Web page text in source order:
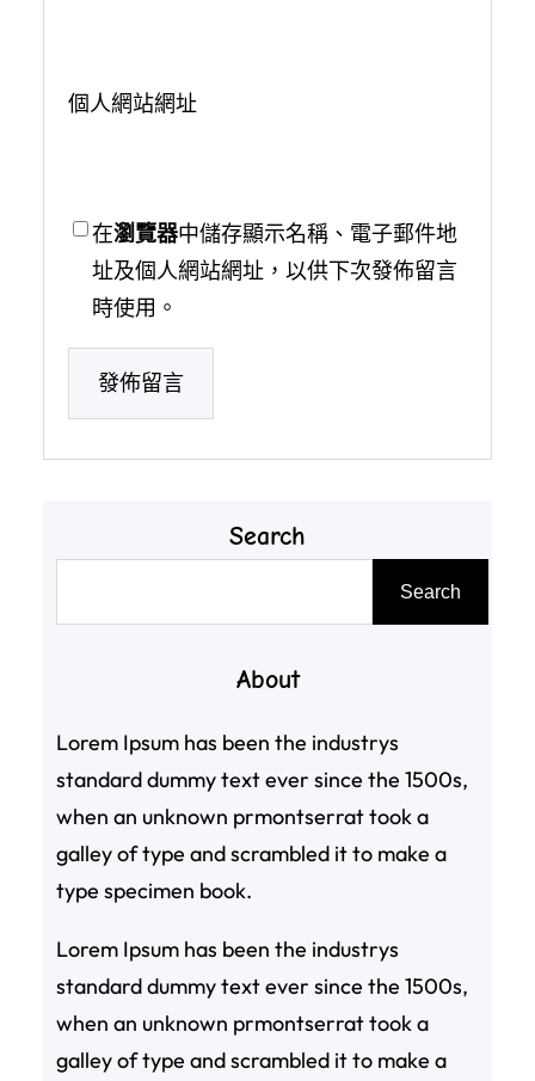
個人網站網址
在瀏覽器中儲存顯示名稱、電子郵件地
址及個人網站網址，以供下次發佈留言
時使用。
Search
Search
About
Lorem Ipsum has been the industrys
standard dummy text ever since the 1500s,
when an unknown prmontserrat took a
galley of type and scrambled it to make a
type specimen book.
Lorem Ipsum has been the industrys
standard dummy text ever since the 1500s,
when an unknown prmontserrat took a
galley of type and scrambled it to make a